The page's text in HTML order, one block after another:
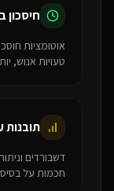
חיסכון
אוטומציות
טעויות אנוש,
תובנות
דשבורדים
חכמות על